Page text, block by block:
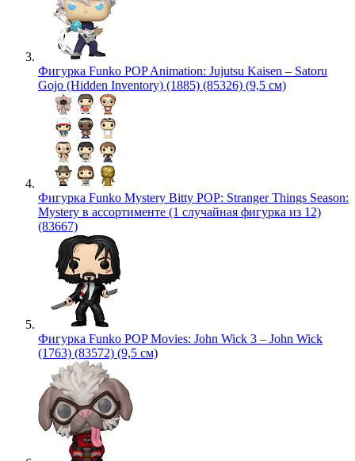
Фигурка Funko POP Animation: Jujutsu Kaisen – Satoru
Gojo (Hidden Inventory) (1885) (85326) (9,5 см)
Фигурка Funko Mystery Bitty POP: Stranger Things Season:
Mystery в ассортименте (1 случайная фигурка из 12)
(83667)
Фигурка Funko POP Movies: John Wick 3 – John Wick
(1763) (83572) (9,5 см)